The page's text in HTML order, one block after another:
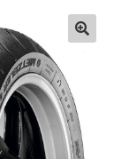
öffnen